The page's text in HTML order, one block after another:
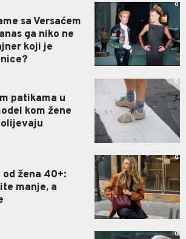
sa Versaćem
ga niko ne
koji je
0
patikama u
kom žene
0
žena 40+:
manje, a
0
0